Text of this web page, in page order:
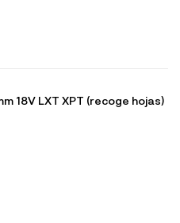
18V LXT XPT (recoge hojas)